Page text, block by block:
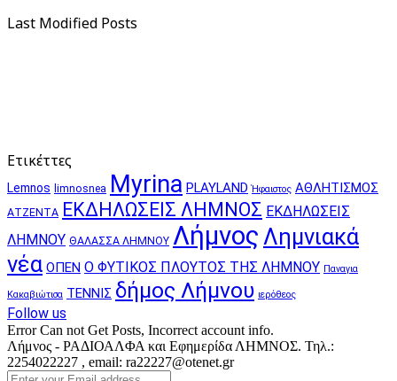
Last Modified Posts
Ετικέττες
Lemnos limnosnea Myrina PLAYLAND Ήφαιστος ΑΘΛΗΤΙΣΜΟΣ
ΑΤΖΕΝΤΑ ΕΚΔΗΛΩΣΕΙΣ ΛΗΜΝΟΣ ΕΚΔΗΛΩΣΕΙΣ
ΛΗΜΝΟΥ ΘΑΛΑΣΣΑ ΛΗΜΝΟΥ Λήμνος Λημνιακά
νέα ΟΠΕΝ Ο ΦΥΤΙΚΟΣ ΠΛΟΥΤΟΣ ΤΗΣ ΛΗΜΝΟΥ Παναγια
Κακαβιώτισα ΤΕΝΝΙΣ δήμος Λήμνου ιερόθεος
Follow us
Error Can not Get Posts, Incorrect account info.
Λήμνος - ΡΑΔΙΟΑΛΦΑ και Εφημερίδα ΛΗΜΝΟΣ. Τηλ.:
2254022227 , email: ra22227@otenet.gr
Enter